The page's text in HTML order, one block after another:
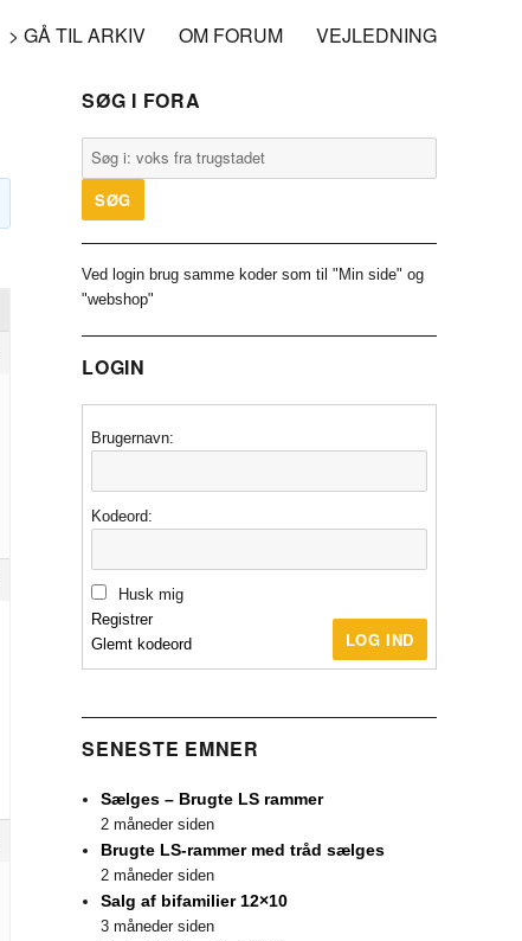
> GÅ TIL ARKIV OM FORUM VEJLEDNING
SØG I FORA
Ved login brug samme koder som til "Min side" og
"webshop"
LOGIN
Brugernavn:
Kodeord:
Husk mig
LOG IND
Registrer
Glemt kodeord
SENESTE EMNER
Sælges – Brugte LS rammer
2 måneder siden
Brugte LS-rammer med tråd sælges
2 måneder siden
Salg af bifamilier 12×10
3 måneder siden